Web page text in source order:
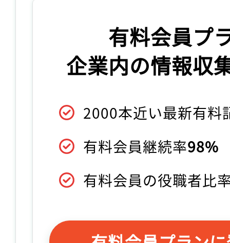
有料会員プ
企業内の情報収
2000本近い最新有料
有料会員継続率98%
有料会員の役職者比